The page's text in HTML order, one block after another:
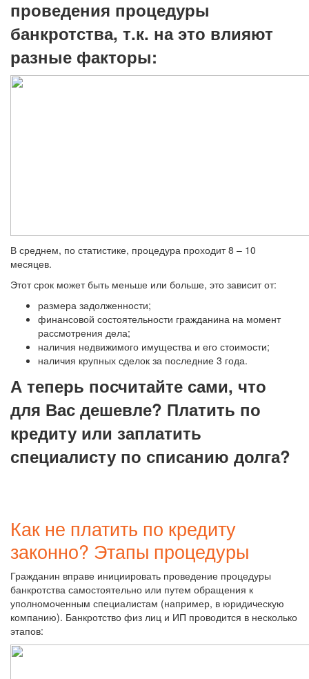
проведения процедуры
банкротства, т.к. на это влияют
разные факторы:
В среднем, по статистике, процедура проходит 8 – 10
месяцев.
Этот срок может быть меньше или больше, это зависит от:
размера задолженности;
финансовой состоятельности гражданина на момент
рассмотрения дела;
наличия недвижимого имущества и его стоимости;
наличия крупных сделок за последние 3 года.
А теперь посчитайте сами, что
для Вас дешевле? Платить по
кредиту или заплатить
специалисту по списанию долга?
Как не платить по кредиту
законно? Этапы процедуры
Гражданин вправе инициировать проведение процедуры
банкротства самостоятельно или путем обращения к
уполномоченным специалистам (например, в юридическую
компанию). Банкротство физ лиц и ИП проводится в несколько
этапов: